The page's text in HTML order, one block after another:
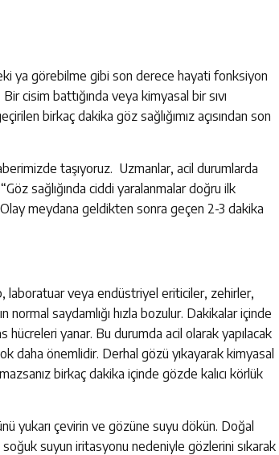
ya görebilme gibi son derece hayati fonksiyon
cisim battığında veya kimyasal bir sıvı
birkaç dakika göz sağlığımız açısından son
taşıyoruz. Uzmanlar, acil durumlarda
sağlığında ciddi yaralanmalar doğru ilk
meydana geldikten sonra geçen 2-3 dakika
veya endüstriyel eriticiler, zehirler,
normal saydamlığı hızla bozulur. Dakikalar içinde
yanar. Bu durumda acil olarak yapılacak
daha önemlidir. Derhal gözü yıkayarak kimyasal
birkaç dakika içinde gözde kalıcı körlük
yukarı çevirin ve gözüne suyu dökün. Doğal
soğuk suyun iritasyonu nedeniyle gözlerini sıkarak